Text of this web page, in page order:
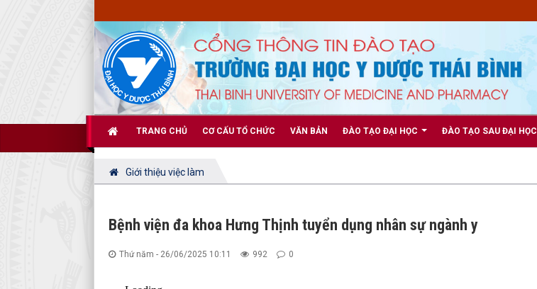
TRANG CHỦ CƠ CẤU TỔ CHỨC VĂN BẢN ĐÀO TẠO ĐẠI HỌC ĐÀO TẠO SAU ĐẠI HỌC
Giới thiệu việc làm
Bệnh viện đa khoa Hưng Thịnh tuyển dụng nhân sự ngành y
Thứ năm - 26/06/2025 10:11 992 0